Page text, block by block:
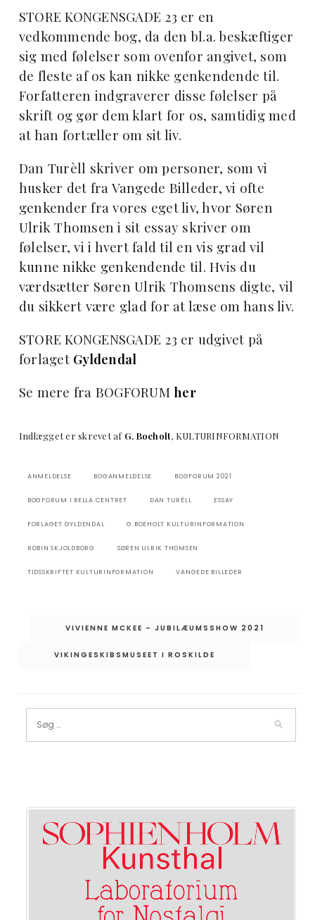
STORE KONGENSGADE 23 er en
vedkommende bog, da den bl.a. beskæftiger
sig med følelser som ovenfor angivet, som
de fleste af os kan nikke genkendende til.
Forfatteren indgraverer disse følelser på
skrift og gør dem klart for os, samtidig med
at han fortæller om sit liv.
Dan Turèll skriver om personer, som vi
husker det fra Vangede Billeder, vi ofte
genkender fra vores eget liv, hvor Søren
Ulrik Thomsen i sit essay skriver om
følelser, vi i hvert fald til en vis grad vil
kunne nikke genkendende til. Hvis du
værdsætter Søren Ulrik Thomsens digte, vil
du sikkert være glad for at læse om hans liv.
STORE KONGENSGADE 23 er udgivet på
forlaget Gyldendal
Se mere fra BOGFORUMher
Indlægget er skrevet af G. Boeholt, KULTURINFORMATION
ANMELDELSE BOGANMELDELSE BOGFORUM 2021
BOGFORUM I BELLA CENTRET DAN TURÈLL ESSAY
FORLAGET GYLDENDAL G.BOEHOLT KULTURINFORMATION
ROBIN SKJOLDBORG SØREN ULRIK THOMSEN
TIDSSKRIFTET KULTURINFORMATION VANGEDE BILLEDER
Indlægsnavigation
VIVIENNE MCKEE – JUBILÆUMSSHOW 2021
VIKINGESKIBSMUSEET I ROSKILDE